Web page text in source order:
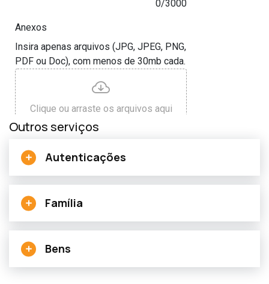
Outros serviços
Autenticações
Família
Bens